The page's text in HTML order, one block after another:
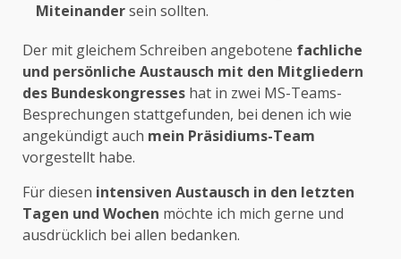
Miteinandersein sollten.
Der mit gleichem Schreiben angebotene fachliche
und persönliche Austausch mit den Mitgliedern
des Bundeskongresses hat in zwei MS-Teams-
Besprechungen stattgefunden, bei denen ich wie
angekündigt auch mein Präsidiums-Team
vorgestellt habe.
Für diesen intensiven Austausch in den letzten
Tagen und Wochen möchte ich mich gerne und
ausdrücklich bei allen bedanken.